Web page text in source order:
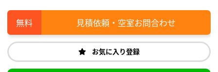
見積依頼・空室お問合わせ
お気に入り登録